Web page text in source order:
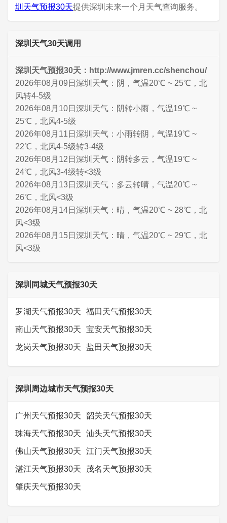
圳天气预报30天提供深圳未来一个月天气查询服务。
深圳天气30天调用
深圳天气预报30天：http://www.jmren.cc/shenchou/
2026年08月09日深圳天气：阴，气温20℃ ~ 25℃，北
风转4-5级
2026年08月10日深圳天气：阴转小雨，气温19℃ ~
25℃，北风4-5级
2026年08月11日深圳天气：小雨转阴，气温19℃ ~
22℃，北风4-5级转3-4级
2026年08月12日深圳天气：阴转多云，气温19℃ ~
24℃，北风3-4级转<3级
2026年08月13日深圳天气：多云转晴，气温20℃ ~
26℃，北风<3级
2026年08月14日深圳天气：晴，气温20℃ ~ 28℃，北
风<3级
2026年08月15日深圳天气：晴，气温20℃ ~ 29℃，北
风<3级
深圳同城天气预报30天
罗湖天气预报30天 福田天气预报30天
南山天气预报30天 宝安天气预报30天
龙岗天气预报30天 盐田天气预报30天
深圳周边城市天气预报30天
广州天气预报30天 韶关天气预报30天
珠海天气预报30天 汕头天气预报30天
佛山天气预报30天 江门天气预报30天
湛江天气预报30天 茂名天气预报30天
肇庆天气预报30天